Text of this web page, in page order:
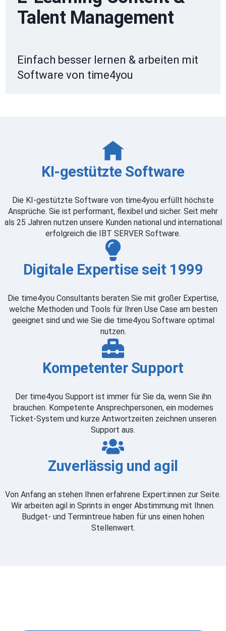
Talent Management
Einfach besser lernen & arbeiten mit
Software von time4you
KI-gestützte Software
Die KI-gestützte Software von time4you erfüllt höchste
Ansprüche. Sie ist performant, flexibel und sicher. Seit mehr
als 25 Jahren nutzen unsere Kunden national und international
erfolgreich die IBT SERVER Software.
Digitale Expertise seit 1999
Die time4you Consultants beraten Sie mit großer Expertise,
welche Methoden und Tools für Ihren Use Case am besten
geeignet sind und wie Sie die time4you Software optimal
nutzen.
Kompetenter Support
Der time4you Support ist immer für Sie da, wenn Sie ihn
brauchen. Kompetente Ansprechpersonen, ein modernes
Ticket-System und kurze Antwortzeiten zeichnen unseren
Support aus.
Zuverlässig und agil
Von Anfang an stehen Ihnen erfahrene Expert:innen zur Seite.
Wir arbeiten agil in Sprints in enger Abstimmung mit Ihnen.
Budget- und Termintreue haben für uns einen hohen
Stellenwert.